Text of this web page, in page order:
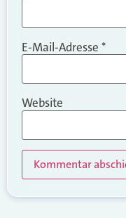
E-Mail-Adresse *
Website
Alternative: